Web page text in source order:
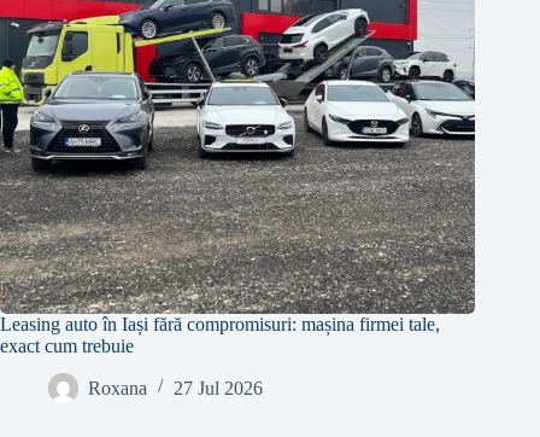
Leasing auto în Iași fără compromisuri: mașina firmei tale,
exact cum trebuie
Roxana 27 Jul 2026